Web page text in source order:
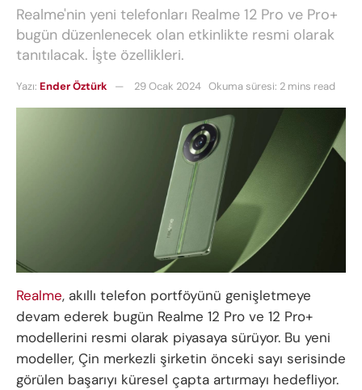
Realme'nin yeni telefonları Realme 12 Pro ve Pro+
bugün düzenlenecek olan etkinlikte resmi olarak
tanıtılacak. İşte özellikleri.
Yazı: Ender Öztürk 29 Ocak 2024 Okuma süresi: 2 mins read
Realme, akıllı telefon portföyünü genişletmeye
devam ederek bugün Realme 12 Pro ve 12 Pro+
modellerini resmi olarak piyasaya sürüyor. Bu yeni
modeller, Çin merkezli şirketin önceki sayı serisinde
görülen başarıyı küresel çapta artırmayı hedefliyor.